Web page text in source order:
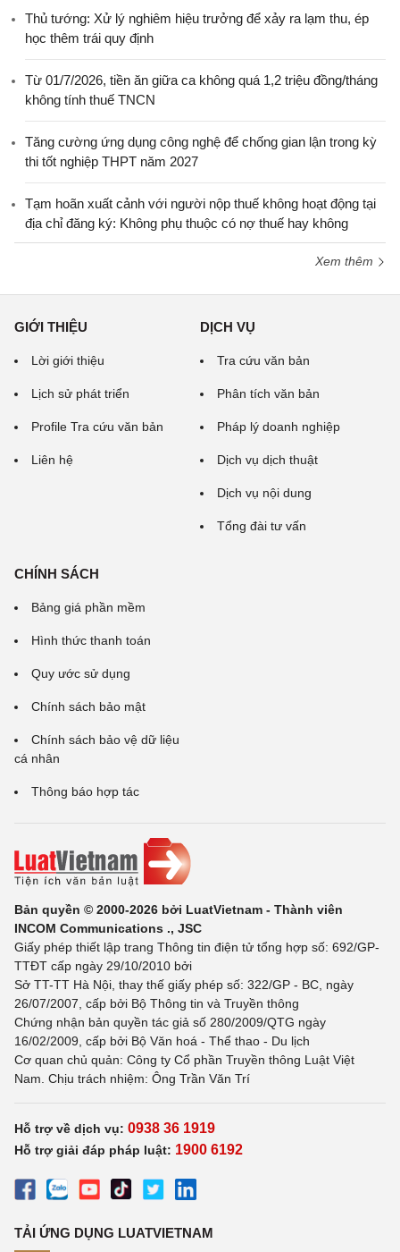
Thủ tướng: Xử lý nghiêm hiệu trưởng để xảy ra lạm thu, ép
học thêm trái quy định
Từ 01/7/2026, tiền ăn giữa ca không quá 1,2 triệu đồng/tháng
không tính thuế TNCN
Tăng cường ứng dụng công nghệ để chống gian lận trong kỳ
thi tốt nghiệp THPT năm 2027
Tạm hoãn xuất cảnh với người nộp thuế không hoạt động tại
địa chỉ đăng ký: Không phụ thuộc có nợ thuế hay không
Xem thêm
GIỚI THIỆU
Lời giới thiệu
Lịch sử phát triển
Profile Tra cứu văn bản
Liên hệ
DỊCH VỤ
Tra cứu văn bản
Phân tích văn bản
Pháp lý doanh nghiệp
Dịch vụ dịch thuật
Dịch vụ nội dung
Tổng đài tư vấn
CHÍNH SÁCH
Bảng giá phần mềm
Hình thức thanh toán
Quy ước sử dụng
Chính sách bảo mật
Chính sách bảo vệ dữ liệu
cá nhân
Thông báo hợp tác
Bản quyền © 2000-2026 bởi LuatVietnam - Thành viên
INCOM Communications ., JSC
Giấy phép thiết lập trang Thông tin điện tử tổng hợp số: 692/GP-
TTĐT cấp ngày 29/10/2010 bởi
Sở TT-TT Hà Nội, thay thế giấy phép số: 322/GP - BC, ngày
26/07/2007, cấp bởi Bộ Thông tin và Truyền thông
Chứng nhận bản quyền tác giả số 280/2009/QTG ngày
16/02/2009, cấp bởi Bộ Văn hoá - Thể thao - Du lịch
Cơ quan chủ quản: Công ty Cổ phần Truyền thông Luật Việt
Nam. Chịu trách nhiệm: Ông Trần Văn Trí
Hỗ trợ về dịch vụ: 0938 36 1919
Hỗ trợ giải đáp pháp luật: 1900 6192
TẢI ỨNG DỤNG LUATVIETNAM